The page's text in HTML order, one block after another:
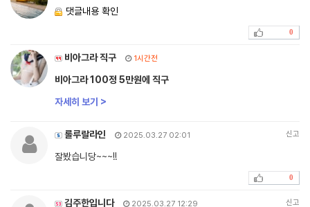
댓글내용 확인
0
비아그라 직구 1시간전
비아그라 100정 5만원에 직구
자세히 보기 >
룰루랄라인 2025.03.27 02:01 신고
잘봤습니당~~~!!
0
김주한입니다 2025.03.27 12:29 신고